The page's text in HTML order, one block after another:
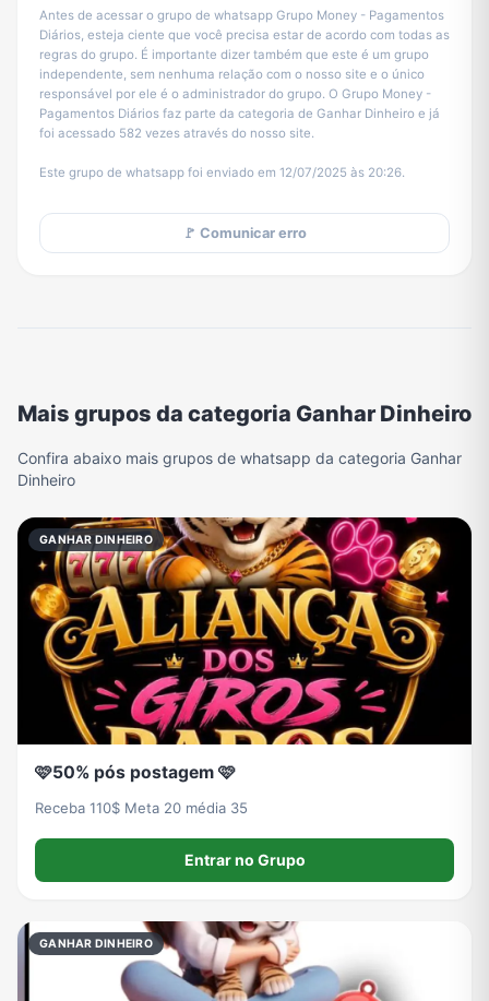
Antes de acessar o grupo de whatsapp Grupo Money - Pagamentos
Diários, esteja ciente que você precisa estar de acordo com todas as
regras do grupo. É importante dizer também que este é um grupo
independente, sem nenhuma relação com o nosso site e o único
responsável por ele é o administrador do grupo. O Grupo Money -
Pagamentos Diários faz parte da categoria de Ganhar Dinheiro e já
foi acessado 582 vezes através do nosso site.
Este grupo de whatsapp foi enviado em 12/07/2025 às 20:26.
🚩 Comunicar erro
Mais grupos da categoria Ganhar Dinheiro
Confira abaixo mais grupos de whatsapp da categoria Ganhar
Dinheiro
GANHAR DINHEIRO
🩷50% pós postagem 🩷
Receba 110$ Meta 20 média 35
Entrar no Grupo
GANHAR DINHEIRO